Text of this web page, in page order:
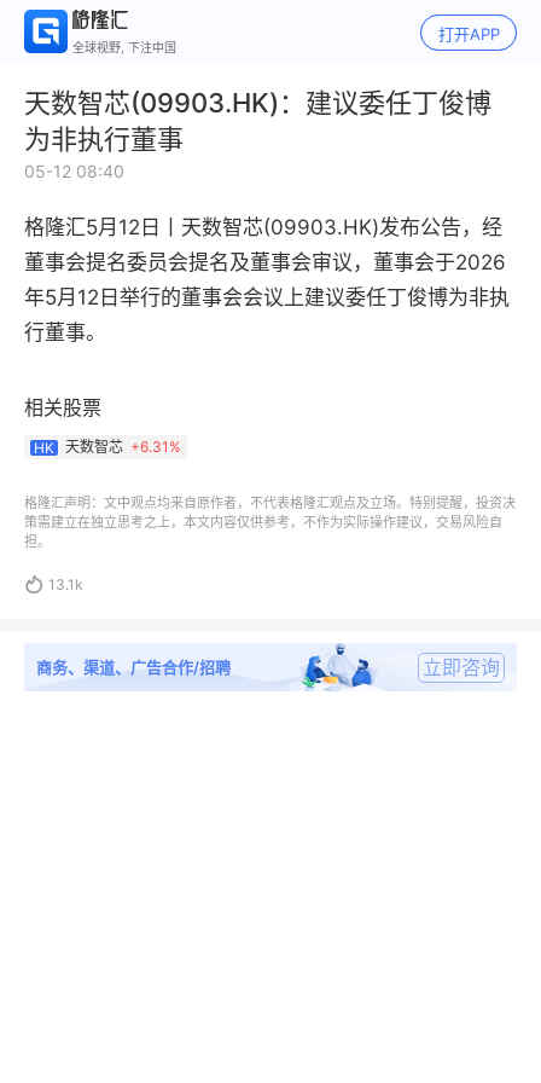
全球视野, 下注中国
打开APP
天数智芯(09903.HK)：建议委任丁俊博
为非执行董事
05-12 08:40
格隆汇5月12日丨 天数智芯(09903.HK)发布公告，经
董事会提名委员会提名及董事会审议，董事会于2026
年5月12日举行的董事会会议上建议委任丁俊博为非执
行董事。
相关股票
HK 天数智芯 +6.31%
格隆汇声明：文中观点均来自原作者，不代表格隆汇观点及立场。特别提醒，投资决
策需建立在独立思考之上，本文内容仅供参考，不作为实际操作建议，交易风险自
担。
 13.1k
商务、渠道、广告合作/招聘 立即咨询